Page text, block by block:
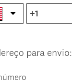
para envio: